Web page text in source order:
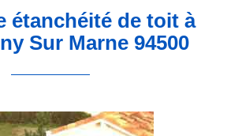
étanchéité de toit à
Sur Marne 94500